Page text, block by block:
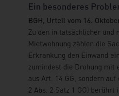
Ein besonderes
BGH, Urteil vom 16.
Zu den in tatsächlicher und
Mietwohnung zählen die
Erkrankung den Einwand
zumindest die Drohung mit
aus Art. 14 GG, sondern
2 Abs. 2 Satz 1 GG)